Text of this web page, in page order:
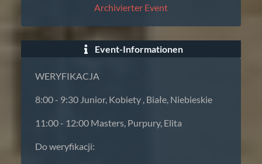
Archivierter Event
Event-Informationen
WERYFIKACJA
8:00 - 9:30 Junior, Kobiety , Białe, Niebieskie
11:00 - 12:00 Masters, Purpury, Elita
Do weryfikacji: